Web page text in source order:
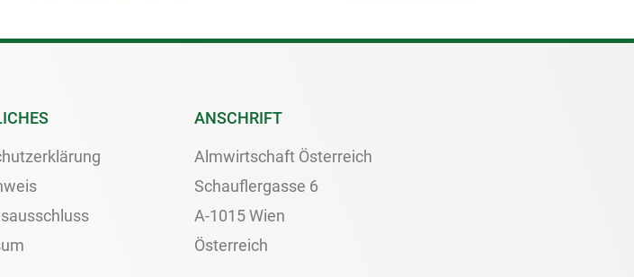
ANSCHRIFT
Almwirtschaft Österreich
Schauflergasse 6
A-1015 Wien
Österreich